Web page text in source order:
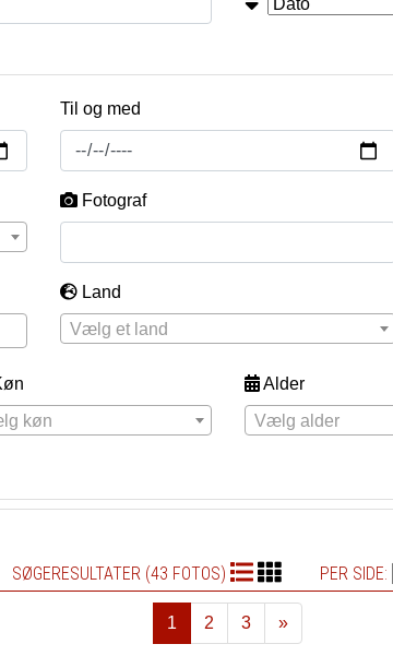
Til og med
Fotograf
Land
Vælg et land
køn
Alder
Vælg alder
SØGERESULTATER (43 FOTOS) PER SIDE:
1 2 3
»
Næste